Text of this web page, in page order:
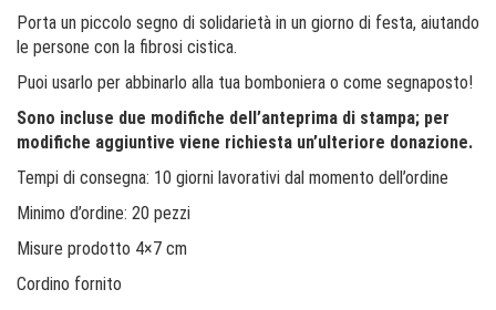
Porta un piccolo segno di solidarietà in un giorno di festa, aiutando
le persone con la fibrosi cistica.
Puoi usarlo per abbinarlo alla tua bomboniera o come segnaposto!
Sono incluse due modifiche dell’anteprima di stampa; per
modifiche aggiuntive viene richiesta un’ulteriore donazione.
Tempi di consegna: 10 giorni lavorativi dal momento dell’ordine
Minimo d’ordine: 20 pezzi
Misure prodotto 4×7 cm
Cordino fornito